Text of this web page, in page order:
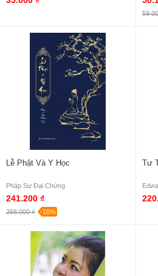
Lễ Phật Và Y Học
Pháp Sư Đại Chứng
241.200 ₫
268.000 ₫ -10%
Tư